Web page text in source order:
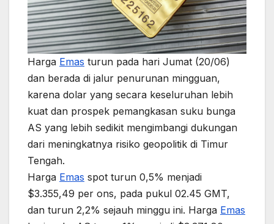
Harga Emas turun pada hari Jumat (20/06)
dan berada di jalur penurunan mingguan,
karena dolar yang secara keseluruhan lebih
kuat dan prospek pemangkasan suku bunga
AS yang lebih sedikit mengimbangi dukungan
dari meningkatnya risiko geopolitik di Timur
Tengah.
Harga Emas spot turun 0,5% menjadi
$3.355,49 per ons, pada pukul 02.45 GMT,
dan turun 2,2% sejauh minggu ini. Harga Emas